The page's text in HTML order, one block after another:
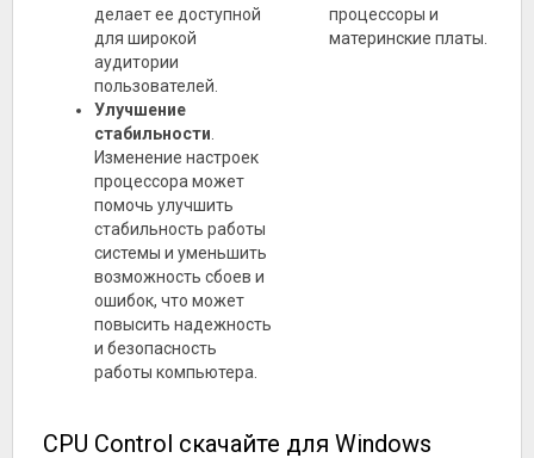
делает ее доступной
для широкой
аудитории
пользователей.
Улучшение
стабильности
Изменение настроек
процессора может
помочь улучшить
стабильность работы
системы и уменьшить
возможность сбоев и
ошибок, что может
повысить надежность
и безопасность
работы компьютера.
процессоры и
материнские платы.
CPU Control скачайте для Windows